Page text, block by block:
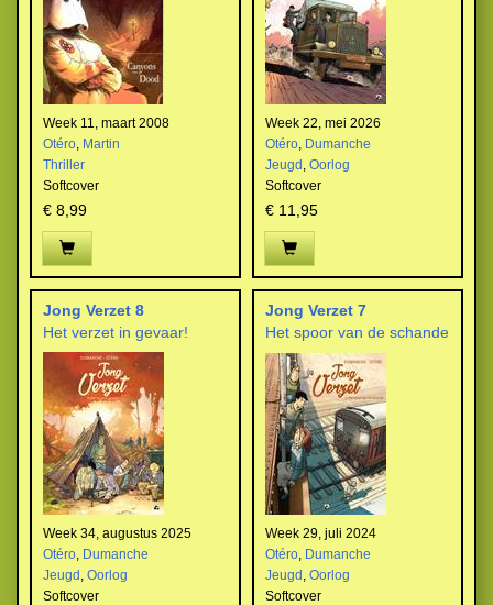
Week 11, maart 2008
Otéro, Martin
Thriller
Softcover
€ 8,99
Week 22, mei 2026
Otéro, Dumanche
Jeugd , Oorlog
Softcover
€ 11,95
Jong Verzet 8
Het verzet in gevaar!
Week 34, augustus 2025
Otéro, Dumanche
Jeugd , Oorlog
Softcover
Jong Verzet 7
Het spoor van de schande
Week 29, juli 2024
Otéro, Dumanche
Jeugd , Oorlog
Softcover